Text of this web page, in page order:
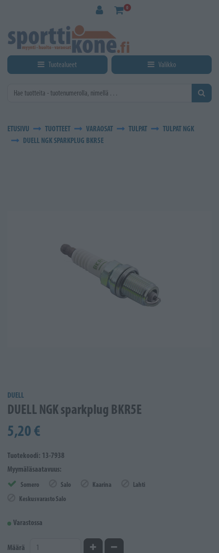
0
Tuotealueet Valikko
ETUSIVU TUOTTEET VARAOSAT TULPAT
TULPAT NGK
DUELL NGK SPARKPLUG BKR5E
DUELL
DUELL NGK sparkplug BKR5E
5,20 €
Tuotekoodi: 13-7938
Myymäläsaatavuus:
Somero Salo Kaarina
Lahti
Keskusvarasto Salo
Varastossa
Määrä Kasvata määrääVähennä määrää